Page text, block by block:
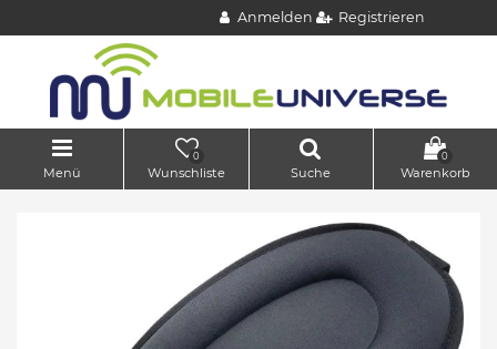
Anmelden Registrieren
Menü
0
Wunschliste Suche
0
Warenkorb